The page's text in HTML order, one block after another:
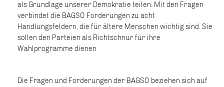
als Grundlage unserer Demokratie teilen. Mit den Fragen
verbindet die BAGSO Forderungen zu acht
Handlungsfeldern, die für ältere Menschen wichtig sind. Sie
sollen den Parteien als Richtschnur für ihre
Wahlprogramme dienen
Die Fragen und Forderungen der BAGSO beziehen sich auf